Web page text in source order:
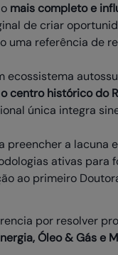
mais completo e
de criar
referência de
ecossistema
centro histórico do
única integra
preencher a lacuna
ativas
ao primeiro
por resolver
Óleo & Gás e